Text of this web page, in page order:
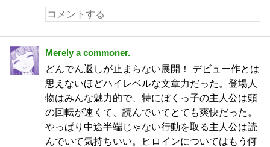
Merely a commoner.
どんでん返しが止まらない展開！ デビュー作とは
思えないほどハイレベルな文章力だった。登場人
物はみんな魅力的で、特にぼくっ子の主人公は頭
の回転が速くて、読んでいてとても爽快だった。
やっぱり中途半端じゃない行動を取る主人公は読
んでいて気持ちいい。ヒロインについてはもう何